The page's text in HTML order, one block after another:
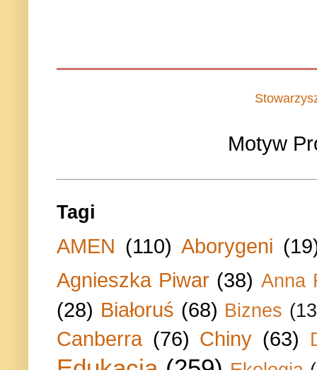
Motyw
Tagi
AMEN (110) Aborygeni
Agnieszka Piwar (38) Anna
(28) Białoruś (68) Biznes
Canberra (76) Chiny (63)